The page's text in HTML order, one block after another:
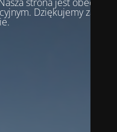
Dziękujemy za